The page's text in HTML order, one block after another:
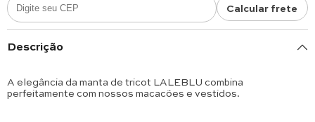
Calcular frete
Descrição
A elegância da manta de tricot LALEBLU combina
perfeitamente com nossos macacões e vestidos.